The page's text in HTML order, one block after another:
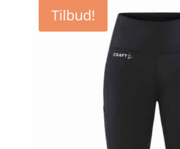
var:
kr. 700,00.kr. 550,00.
Tilbud!